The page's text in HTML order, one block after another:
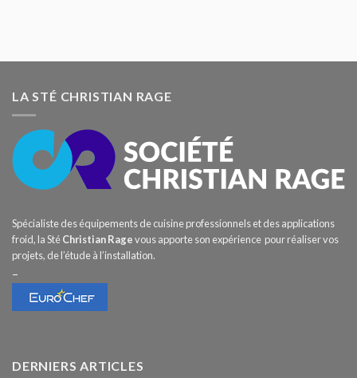
LA STÉ CHRISTIAN RAGE
Spécialiste des équipements de cuisine professionnels et des applications
froid, la StéChristian Ragevous apporte son expérience pour réaliser vos
projets, de l’étude à l’installation.
–
DERNIERS ARTICLES